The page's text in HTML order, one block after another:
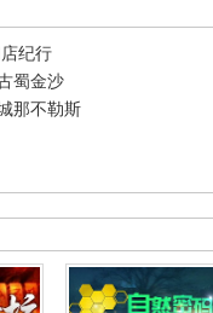
纪行
蜀金沙
那不勒斯